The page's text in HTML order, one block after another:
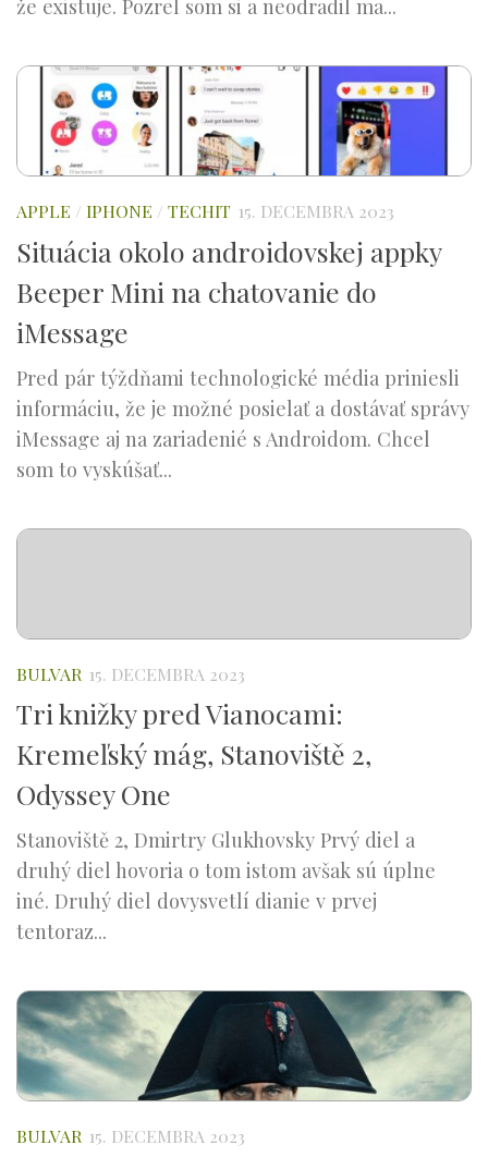
že existuje. Pozrel som si a neodradil ma...
APPLE / IPHONE / TECHIT 15. DECEMBRA 2023
Situácia okolo androidovskej appky
Beeper Mini na chatovanie do
iMessage
Pred pár týždňami technologické média priniesli
informáciu, že je možné posielať a dostávať správy
iMessage aj na zariadenié s Androidom. Chcel
som to vyskúšať...
BULVAR 15. DECEMBRA 2023
Tri knižky pred Vianocami:
Kremeľský mág, Stanoviště 2,
Odyssey One
Stanoviště 2, Dmirtry Glukhovsky Prvý diel a
druhý diel hovoria o tom istom avšak sú úplne
iné. Druhý diel dovysvetlí dianie v prvej
tentoraz...
BULVAR 15. DECEMBRA 2023